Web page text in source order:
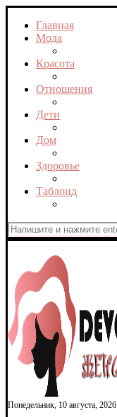
Главная
Мода
Красота
Отношения
Дети
Дом
Здоровье
Таблоид
Понедельник, 10 августа, 2026